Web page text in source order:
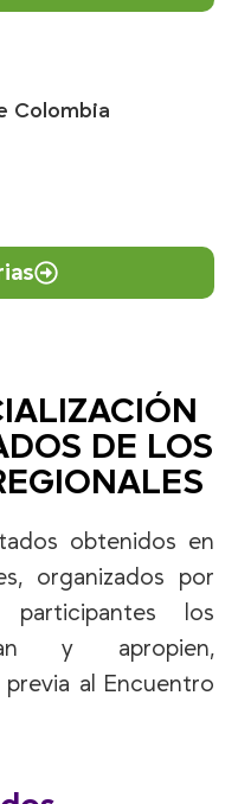
Colombia
DE LOS
obtenidos en
organizados por
los
y apropien,
al Encuentro